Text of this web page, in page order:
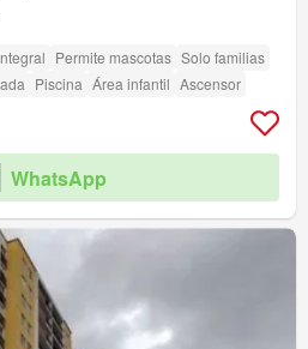
Permite mascotas Solo familias
Piscina Área infantil Ascensor
WhatsApp